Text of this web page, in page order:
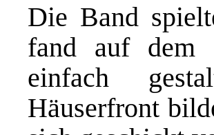
Die Band
fand auf dem
einfach
Häuserfront